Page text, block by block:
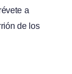
a
de los